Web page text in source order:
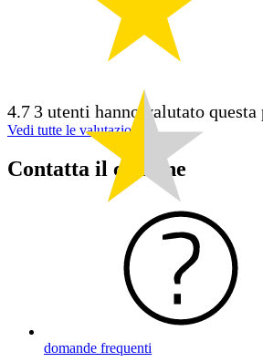
4.7 3 utenti hanno valutato questa
Vedi tutte le valutazioni
Contatta il comune
domande frequenti